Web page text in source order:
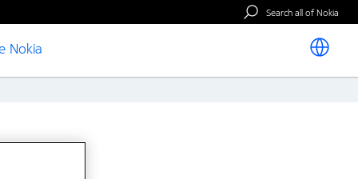
Search all of Nokia
Nokia